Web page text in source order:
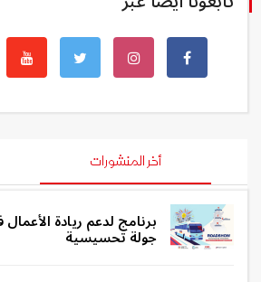
أخر المنشورات
برنامج لدعم ريادة
جولة تحسيسية